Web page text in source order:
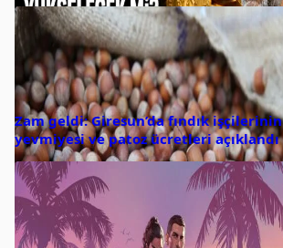
Zam geldi: Giresun’da fındık işçilerinin
yevmiyesi ve patoz ücretleri açıklandı